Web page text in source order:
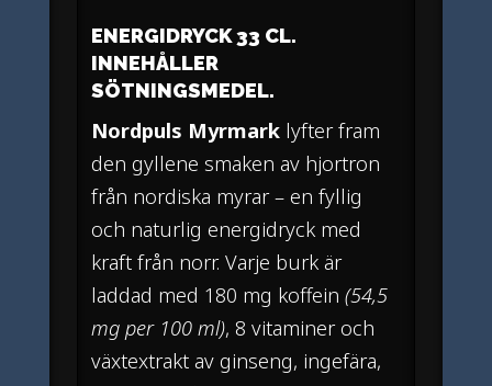
ENERGIDRYCK 33 CL.
INNEHÅLLER
SÖTNINGSMEDEL.
Nordpuls Myrmark lyfter fram
den gyllene smaken av hjortron
från nordiska myrar – en fyllig
och naturlig energidryck med
kraft från norr. Varje burk är
laddad med 180 mg koffein(54,5
mg per 100 ml), 8 vitaminer och
växtextrakt av ginseng, ingefära,